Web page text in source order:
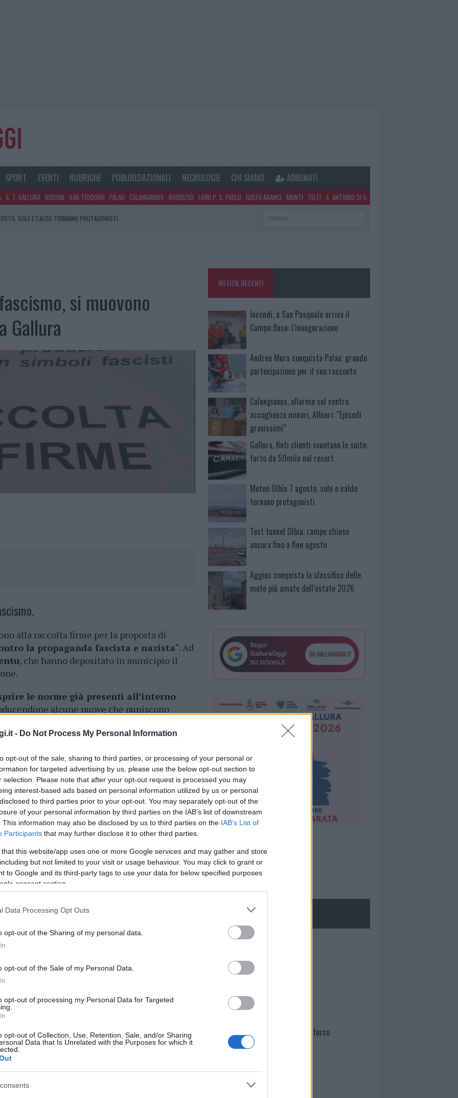
- Do Not Process My Personal Information
opt-out of the sale, sharing to third parties, or processing of your personal or
for targeted advertising by us, please use the below opt-out section to
selection. Please note that after your opt-out request is processed you may
interest-based ads based on personal information utilized by us or personal
to third parties prior to your opt-out. You may separately opt-out of the
of your personal information by third parties on the IAB’s list of downstream
This information may also be disclosed by us to third parties on the IAB’s List of
Participants that may further disclose it to other third parties.
that this website/app uses one or more Google services and may gather and store
but not limited to your visit or usage behaviour. You may click to grant or
to Google and its third-party tags to use your data for below specified purposes
consent section.
Data Processing Opt Outs
opt-out of the Sharing of my personal data.
opt-out of the Sale of my Personal Data.
opt-out of processing my Personal Data for Targeted
opt-out of Collection, Use, Retention, Sale, and/or Sharing
Data that Is Unrelated with the Purposes for which it
SPORT EVENTI RUBRICHE PUBLIREDAZIONALI NECROLOGIE CHI SIAMO ABBONATI
S. T. GALLURA BUDONI SAN TEODORO PALAU CALANGIANUS BUDDUSÒ LOIRI P. S. PAOLO GOLFO ARANCI MONTI TELTI S. ANTONIO DI G.
SOLE E CALDO TORNANO PROTAGONISTI
si muovono
Gallura
alla raccolta firme per la proposta di
la propaganda fascista e nazista“. Ad
, che hanno depositato in municipio il
le norme già presenti all’interno
alcune nuove che puniscono
media. L’iniziativa popolare è
istituita dal Comune di Stazzema
persone.
compilando il modulo on-line sul sito
nei luoghi di raccolta firme. Ad
31 marzo nel municipio nei giornilunedi,
, la mattina o il pomeriggio nelle giornate
17.30egiovedi 11/13.30. A Calangianus è
lunedi al venerdì fino al 30 marzo dalle
cliccandoqui
nella sezione
NOTIZIE RECENTI
Incendi, a San Pasquale arriva il
Campo Base: l’inaugurazione
Andrea Mura conquista Palau: grande
partecipazione per il suo racconto
Calangianus, allarme sul centro
accoglienza minori, Albieri: “Episodi
gravissimi”
Gallura, finti clienti svuotano le suite:
furto da 50mila nel resort
Meteo Olbia 7 agosto, sole e caldo
tornano protagonisti
Test tunnel Olbia: rampe chiuse
ancora fino a fine agosto
Aggius conquista la classifica delle
mete più amate dell’estate 2026
NECROLOGIE
Martina Agostina Diturco
I nostri cari